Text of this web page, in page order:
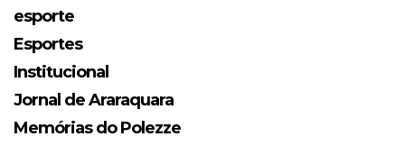
esporte
Esportes
Institucional
Jornal de Araraquara
Memórias do Polezze